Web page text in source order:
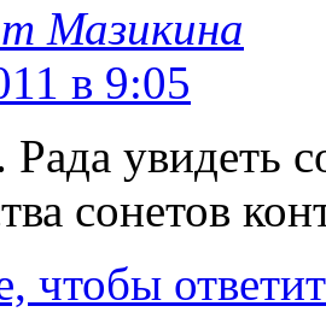
Мазикина
в 9:05
Рада увидеть
сонетов
чтобы